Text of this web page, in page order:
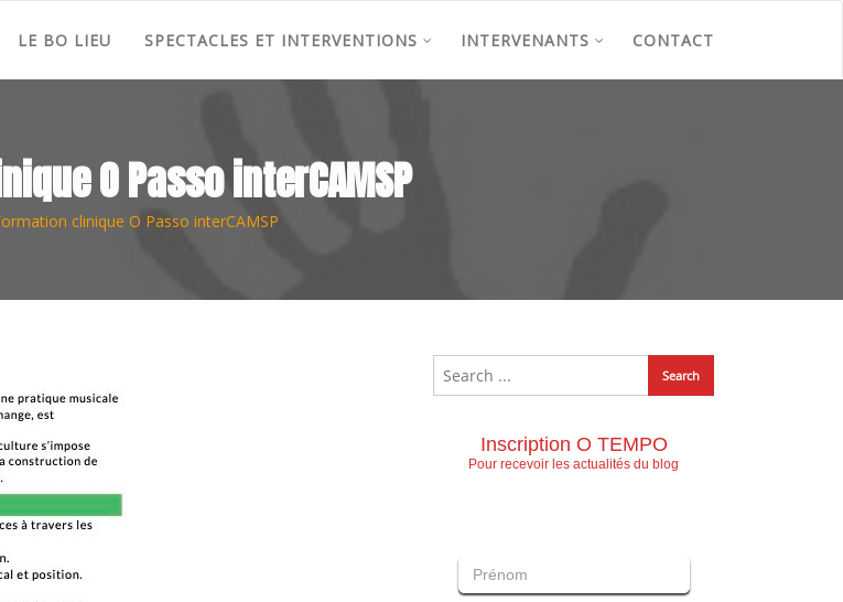
LE BO LIEU SPECTACLES ET INTERVENTIONS INTERVENANTS CONTACT
O Passo interCAMSP
clinique O Passo interCAMSP
Inscription O TEMPO
Pour recevoir les actualités du blog